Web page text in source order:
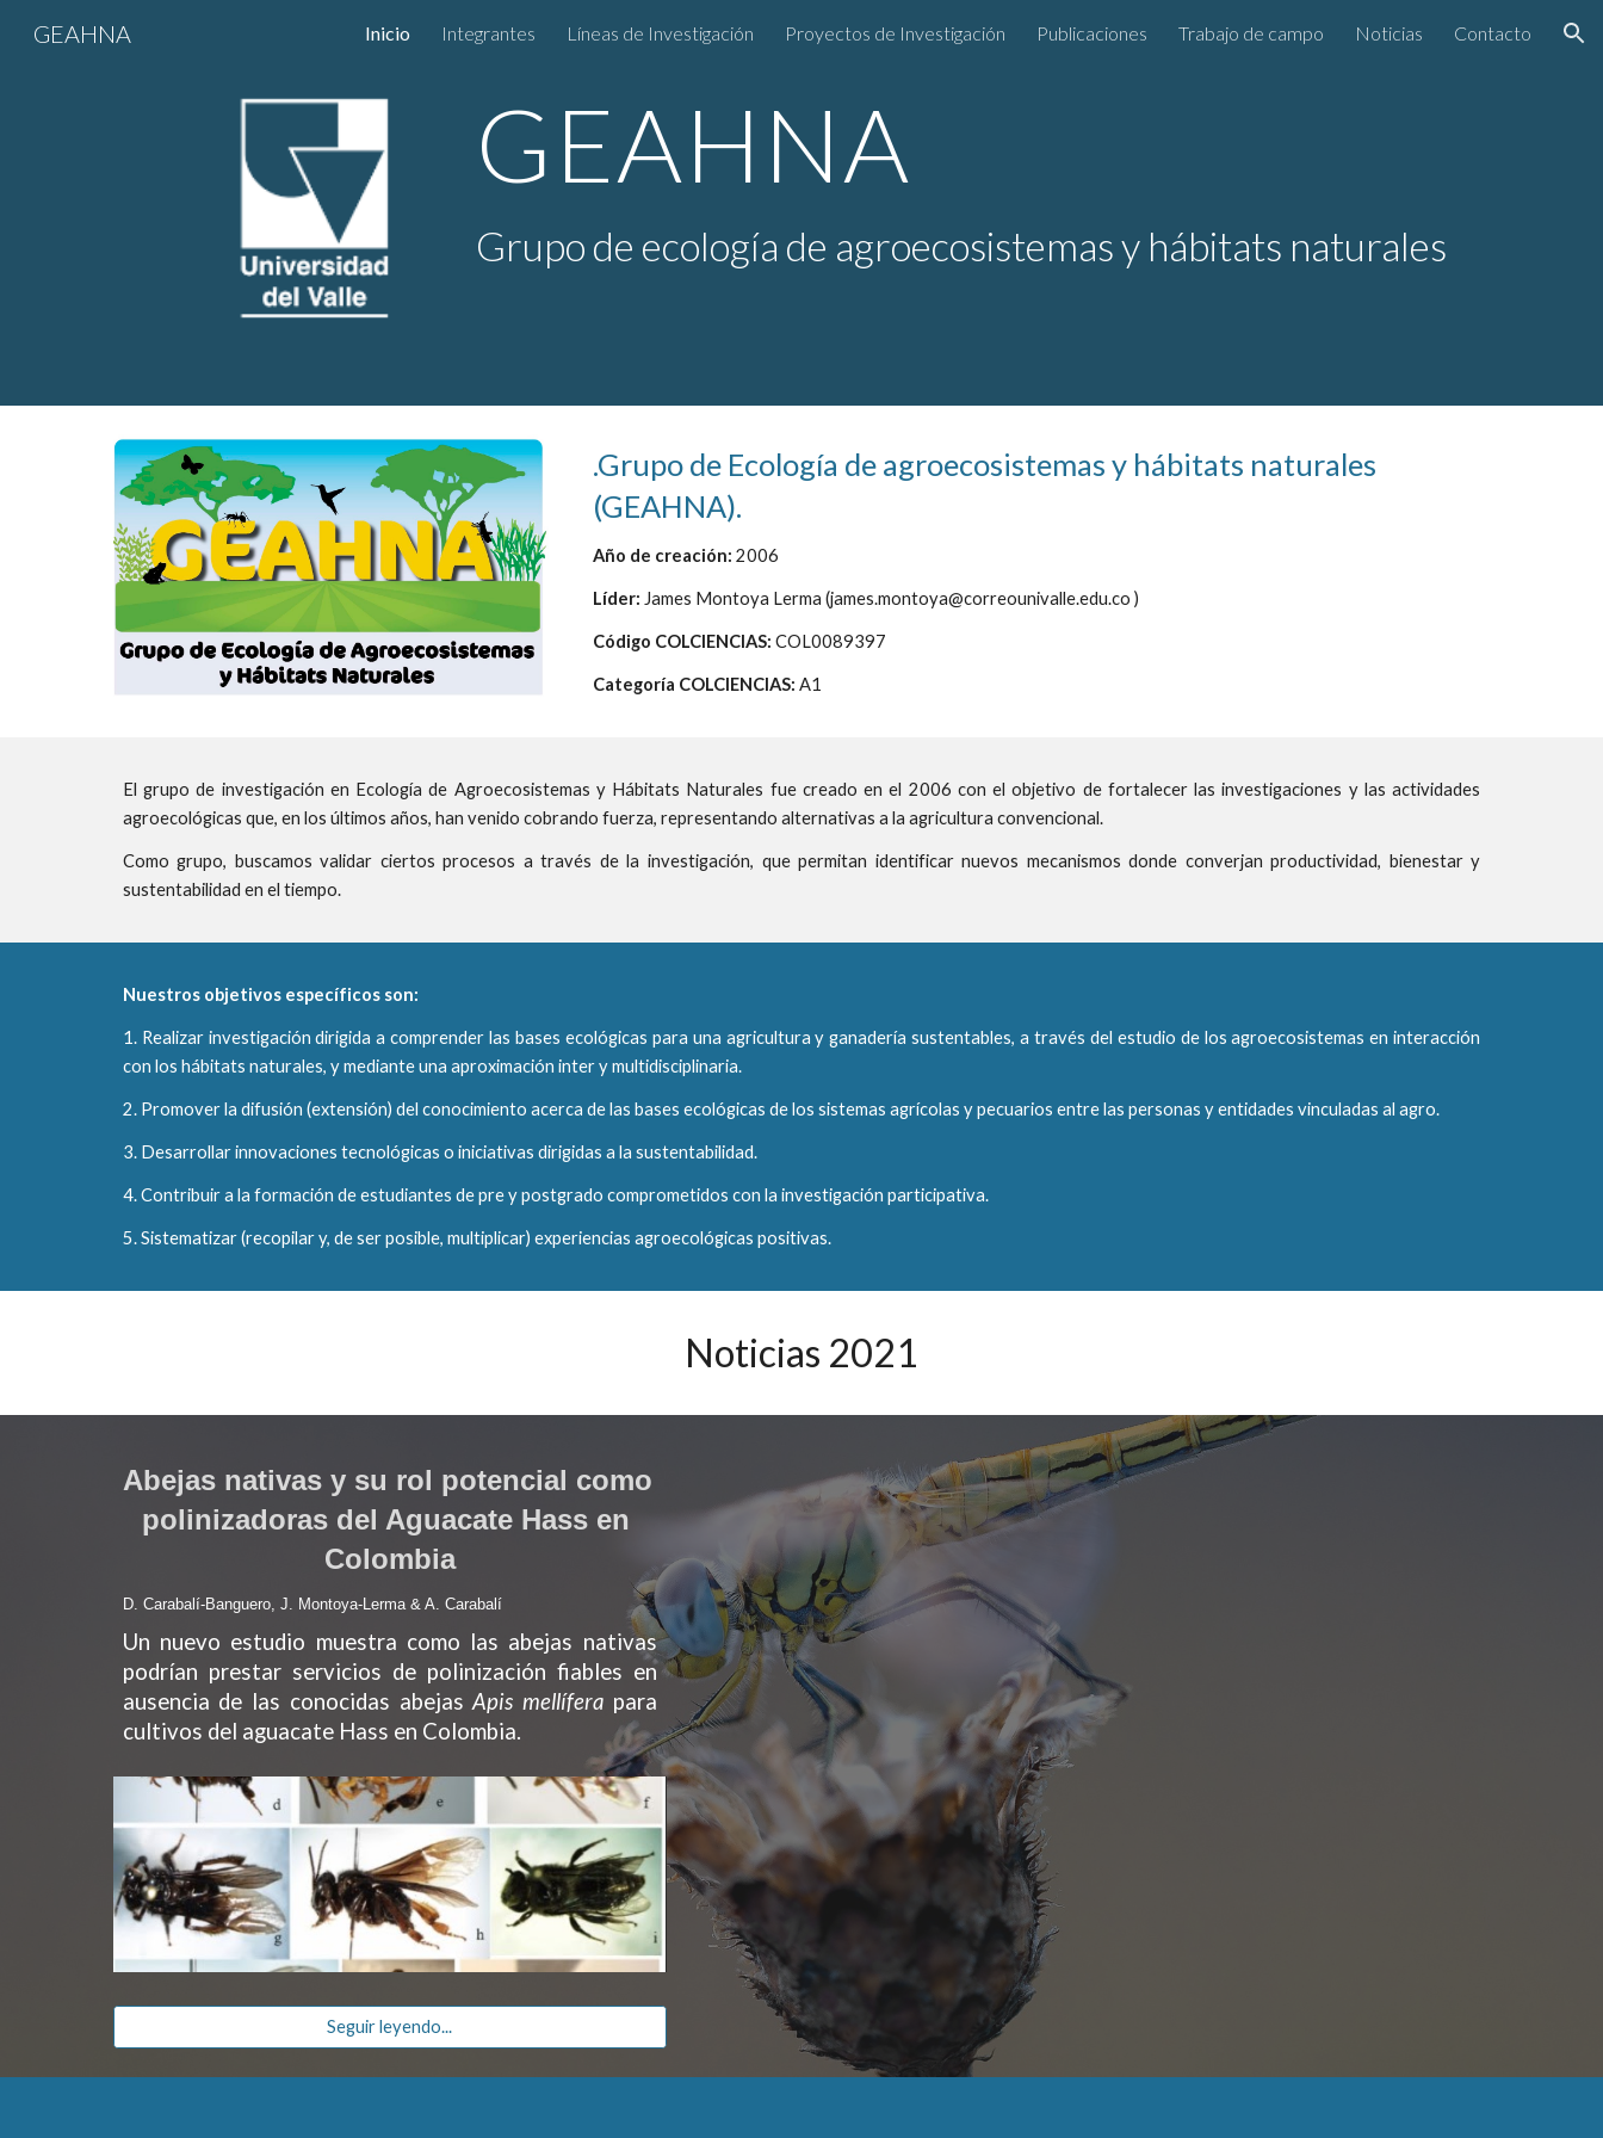
Skip to main content Skip to navigation
GEAHNA Inicio Integrantes Líneas de Investigación Proyectos de Investigación Publicaciones Trabajo de campo Noticias Contacto
GEAHNA
Grupo de ecología de agroecosistemas y hábitats naturales
.Grupo de Ecología de agroecosistemas y hábitats naturales
(GEAHNA).
Año de creación: 2006
Líder: James Montoya Lerma (james.montoya@correounivalle.edu.co )
Código COLCIENCIAS: COL0089397
Categoría COLCIENCIAS: A1
El grupo de investigación en Ecología de Agroecosistemas y Hábitats Naturales fue creado en el 2006 con el objetivo de fortalecer las investigaciones y las actividades
agroecológicas que, en los últimos años, han venido cobrando fuerza, representando alternativas a la agricultura convencional.
Como grupo, buscamos validar ciertos procesos a través de la investigación, que permitan identificar nuevos mecanismos donde converjan productividad, bienestar y
sustentabilidad en el tiempo.
Nuestros objetivos específicos son:
1. Realizar investigación dirigida a comprender las bases ecológicas para una agricultura y ganadería sustentables, a través del estudio de los agroecosistemas en interacción
con los hábitats naturales, y mediante una aproximación inter y multidisciplinaria.
2. Promover la difusión (extensión) del conocimiento acerca de las bases ecológicas de los sistemas agrícolas y pecuarios entre las personas y entidades vinculadas al agro.
3. Desarrollar innovaciones tecnológicas o iniciativas dirigidas a la sustentabilidad.
4. Contribuir a la formación de estudiantes de pre y postgrado comprometidos con la investigación participativa.
5. Sistematizar (recopilar y, de ser posible, multiplicar) experiencias agroecológicas positivas.
Noticias 2021
Abejas nativas y su rol potencial como
polinizadoras del Aguacate Hass en
Colombia
D. Carabalí-Banguero, J. Montoya-Lerma & A. Carabalí
Un nuevo estudio muestra como las abejas nativas
podrían prestar servicios de polinización fiables en
ausencia de las conocidas abejasApis mellíferapara
cultivos del aguacate Hass en Colombia.
Seguir leyendo...